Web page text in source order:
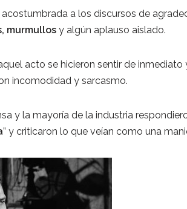
acostumbrada a los discursos de
murmullos y algún aplauso aislado.
acto se hicieron sentir de
incomodidad y sarcasmo.
y la mayoría de la industria
” y criticaron lo que veían como una